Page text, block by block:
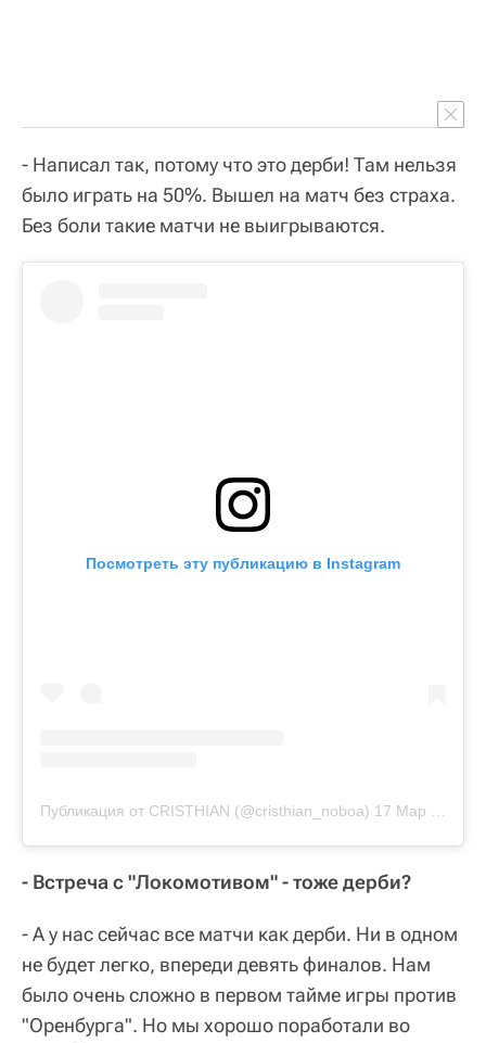
- Написал так, потому что это дерби! Там нельзя
было играть на 50%. Вышел на матч без страха.
Без боли такие матчи не выигрываются.
Посмотреть эту публикацию в Instagram
Публикация от CRISTHIAN (@cristhian_noboa) 17 Мар 2019 в 12:15 PDT
- Встреча с "Локомотивом" - тоже дерби?
- А у нас сейчас все матчи как дерби. Ни в одном
не будет легко, впереди девять финалов. Нам
было очень сложно в первом тайме игры против
"Оренбурга". Но мы хорошо поработали во